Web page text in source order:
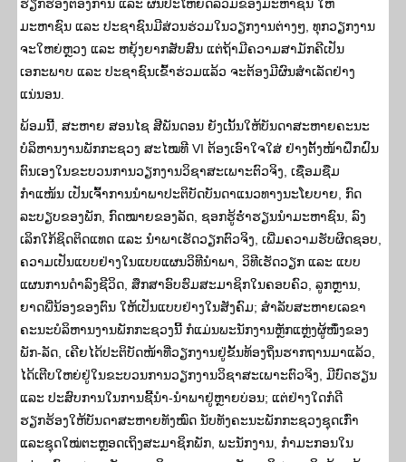
ຮຽກຮ້ອງຕ້ອງການ ແລະ ຜົນປະໂຫຍດລວມຂອງມະຫາຊົນ ໃຫ້
ມະຫາຊົນ ແລະ ປະຊາຊົນມີສ່ວນຮ່ວມໃນວຽກງານຕ່າງໆ, ທຸກວຽກງານ
ຈະໃຫຍ່ຫຼວງ ແລະ ຫຍຸ້ງຍາກສັບສົນ ແຕ່ຖ້າມີຄວາມສາມັກຄີເປັນ
ເອກະພາບ ແລະ ປະຊາຊົນເຂົ້າຮ່ວມແລ້ວ ຈະຕ້ອງມີຜົນສໍາເລັດຢ່າງ
ແນ່ນອນ.
ພ້ອມນີ້, ສະຫາຍ ສອນໄຊ ສີພັນດອນ ຍັງເນັ້ນໃຫ້ບັນດາສະຫາຍຄະນະ
ບໍລິຫານງານພັກກະຊວງ ສະໄໝທີ VI ຕ້ອງເອົາໃຈໃສ່ ຢ່າງຕັ້ງໜ້າຝຶກຝົນ
ຕົນເອງໃນຂະບວນການວຽກງານວິຊາສະເພາະຕົວຈິງ, ເຊື່ອມຊືມ
ກຳແໜ້ນ ເປັນເຈົ້າການນໍາພາປະຕິບັດບັນດາແນວທາງນະໂຍບາຍ, ກົດ
ລະບຽບຂອງພັກ, ກົດໝາຍຂອງລັດ, ຊອກຮູ້ຮໍ່າຮຽນນໍາມະຫາຊົນ, ລົງ
ເລິກໃກ້ຊິດຕິດແທດ ແລະ ນໍາພາເຮັດວຽກຕົວຈິງ, ເພີ່ມຄວາມຮັບຜິດຊອບ,
ຄວາມເປັນແບບຢ່າງໃນແບບແຜນວິທີນຳພາ, ວິທີເຮັດວຽກ ແລະ ແບບ
ແຜນການດໍາລົງຊີວິດ, ສຶກສາອົບຮົມສະມາຊິກໃນຄອບຄົວ, ລູກຫຼານ,
ຍາດພີ່ນ້ອງຂອງຕົນ ໃຫ້ເປັນແບບຢ່າງໃນສັງຄົມ; ສໍາລັບສະຫາຍເລຂາ
ຄະນະບໍລິຫານງານພັກກະຊວງນີ້ ກໍແມ່ນພະນັກງານຫຼັກແຫຼ່ງຜູ້ໜຶ່ງຂອງ
ພັກ-ລັດ, ເຄີຍໄດ້ປະຕິບັດໜ້າທີ່ວຽກງານຢູ່ຂັ້ນທ້ອງຖິ່ນຮາກຖານມາແລ້ວ,
ໄດ້ເຕີບໃຫຍ່ຢູ່ໃນຂະບວນການວຽກງານວິຊາສະເພາະຕົວຈິງ, ມີບົດຮຽນ
ແລະ ປະສົບການໃນການຊີ້ນໍາ-ນໍາພາຢູ່ຫຼາຍບ່ອນ; ແຕ່ຢ່າງໃດກໍດີ
ຮຽກຮ້ອງໃຫ້ບັນດາສະຫາຍທັງໝົດ ນັບທັງຄະນະພັກກະຊວງຊຸດເກົ່າ
ແລະຊຸດໃໝ່ຕະຫຼອດເຖິງສະມາຊິກພັກ, ພະນັກງານ, ກຳມະກອນໃນ